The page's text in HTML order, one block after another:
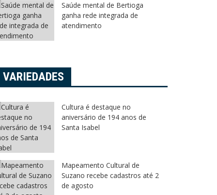
Saúde mental de Bertioga
ganha rede integrada de
atendimento
VARIEDADES
Cultura é destaque no
aniversário de 194 anos de
Santa Isabel
Mapeamento Cultural de
Suzano recebe cadastros até 2
de agosto